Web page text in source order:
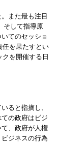
また最も注目
そして指導原
てのセッショ
任を果たすとい
を開催する日
ると指摘し、
の政府はビジ
、政府が人権
ジネスの行為